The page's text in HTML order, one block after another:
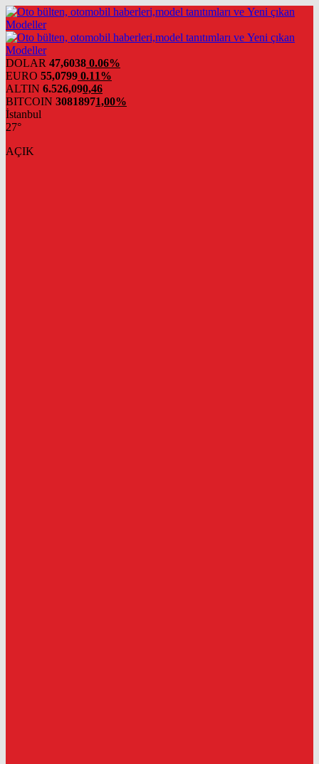
DOLAR 47,6038 0.06%
EURO 55,0799 0.11%
ALTIN 6.526,090,46
BITCOIN 30818971,00%
İstanbul
27°
AÇIK